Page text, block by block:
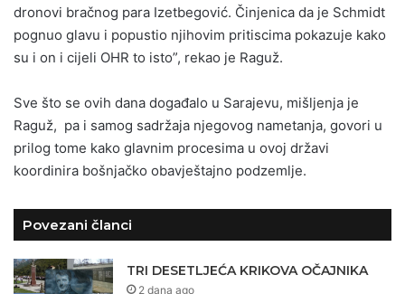
dronovi bračnog para Izetbegović. Činjenica da je Schmidt
pognuo glavu i popustio njihovim pritiscima pokazuje kako
su i on i cijeli OHR to isto”, rekao je Raguž.
Sve što se ovih dana događalo u Sarajevu, mišljenja je
Raguž, pa i samog sadržaja njegovog nametanja, govori u
prilog tome kako glavnim procesima u ovoj državi
koordinira bošnjačko obavještajno podzemlje.
Povezani članci
TRI DESETLJEĆA KRIKOVA OČAJNIKA
2 dana ago